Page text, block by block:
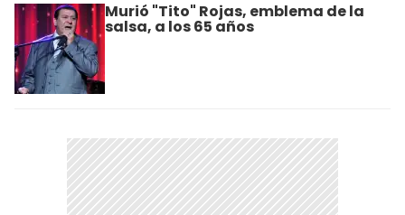
Murió "Tito" Rojas, emblema de la
salsa, a los 65 años